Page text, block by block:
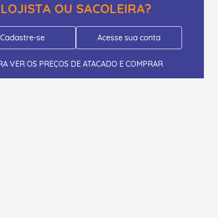
LOJISTA OU SACOLEIRA?
Cadastre-se Acesse sua conta
VER OS PREÇOS DE ATACADO E COMPRAR